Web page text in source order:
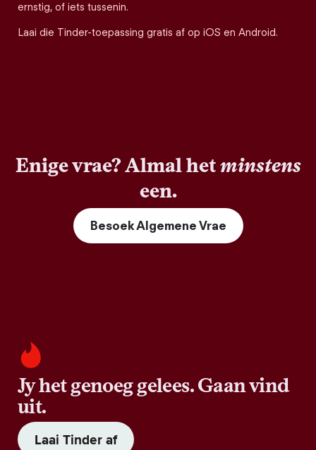
ernstig, of iets tussenin.
Laai die Tinder-toepassing gratis af op iOS en Android.
Enige vrae? Almal hetminstens
een.
Besoek Algemene Vrae
Jy het genoeg gelees. Gaan vind
uit.
Laai Tinder af